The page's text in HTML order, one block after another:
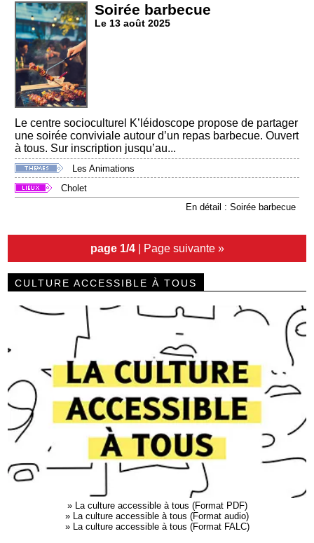
Soirée barbecue
Le 13 août 2025
Le centre socioculturel K’léidoscope propose de partager
une soirée conviviale autour d’un repas barbecue. Ouvert
à tous. Sur inscription jusqu’au...
Les Animations
Cholet
En détail : Soirée barbecue
page 1/4| Page suivante »
CULTURE ACCESSIBLE À TOUS
» La culture accessible à tous (Format PDF)
» La culture accessible à tous (Format audio)
» La culture accessible à tous (Format FALC)